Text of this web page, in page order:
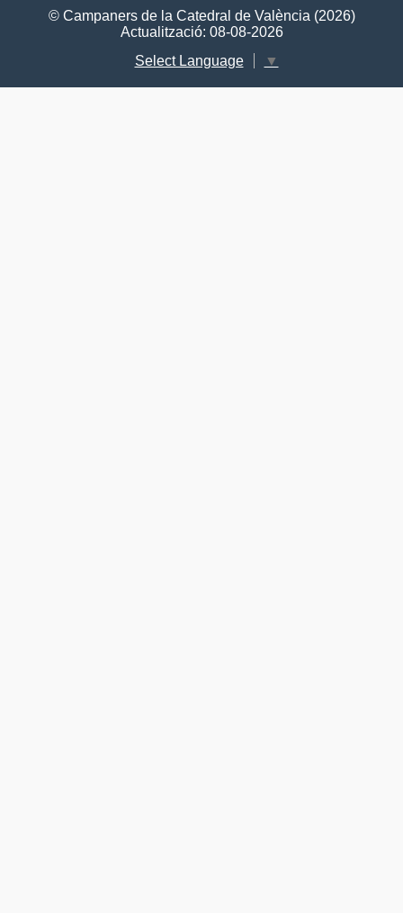
© Campaners de la Catedral de València (2026)
Actualització: 08-08-2026
Select Language
▼